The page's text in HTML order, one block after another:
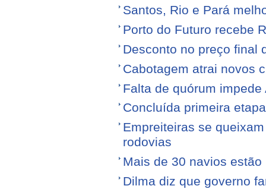
Santos, Rio e Pará
Porto do Futuro recebe
Desconto no preço final
Cabotagem atrai novos
Falta de quórum
Concluída primeira
Empreiteiras se
rodovias
Mais de 30 navios
Dilma diz que governo